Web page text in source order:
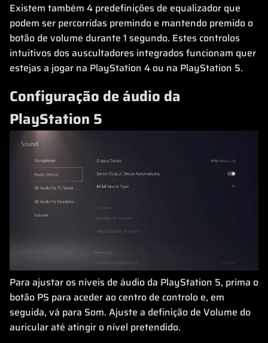
Existem também 4 predefinições de equalizador que
podem ser percorridas premindo e mantendo premido o
botão de volume durante 1 segundo. Estes controlos
intuitivos dos auscultadores integrados funcionam quer
estejas a jogar na PlayStation 4 ou na PlayStation 5.
Configuração de áudio da
PlayStation 5
Para ajustar os níveis de áudio da PlayStation 5, prima o
botão PS para aceder ao centro de controlo e, em
seguida, vá para Som. Ajuste a definição de Volume do
auricular até atingir o nível pretendido.